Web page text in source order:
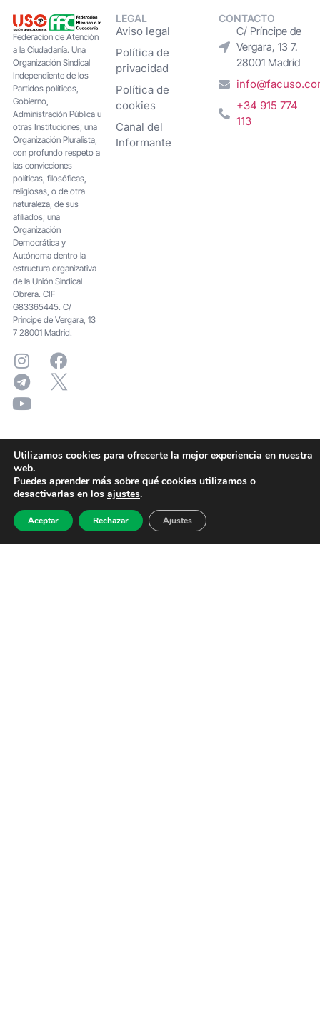
Federacion de Atención
a la Ciudadanía. Una
Organización Sindical
Independiente de los
Partidos políticos,
Gobierno,
Administración Pública u
otras Instituciones; una
Organización Pluralista,
con profundo respeto a
las convicciones
políticas, filosóficas,
religiosas, o de otra
naturaleza, de sus
afiliados; una
Organización
Democrática y
Autónoma dentro la
estructura organizativa
de la Unión Sindical
Obrera. CIF
G83365445. C/
Principe de Vergara, 13
7 28001 Madrid.
LEGAL
Aviso legal
Política de
privacidad
Política de
cookies
Canal del
Informante
CONTACTO
C/ Príncipe de
Vergara, 13 7.
28001 Madrid
+34 915 774
113
Utilizamos cookies para ofrecerte la mejor experiencia en nuestra
web.
Puedes aprender más sobre qué cookies utilizamos o
desactivarlas en los ajustes.
Aceptar Rechazar Ajustes